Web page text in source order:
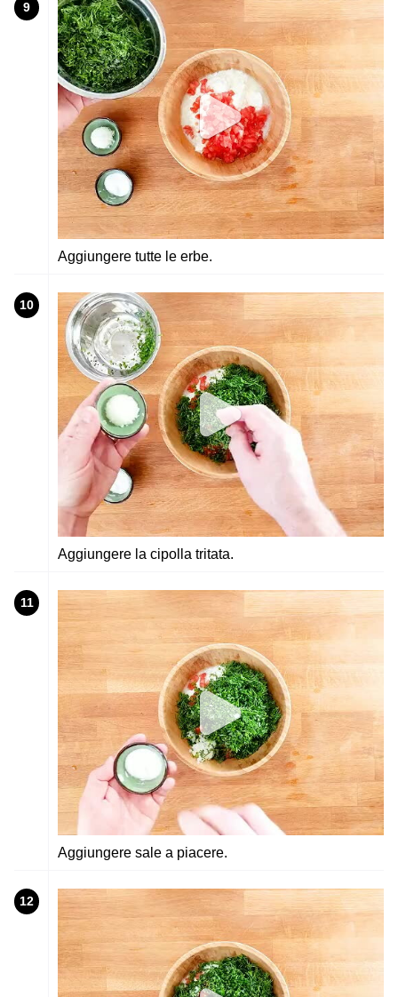
9
Aggiungere tutte le erbe.
10
Aggiungere la cipolla tritata.
11
Aggiungere sale a piacere.
12